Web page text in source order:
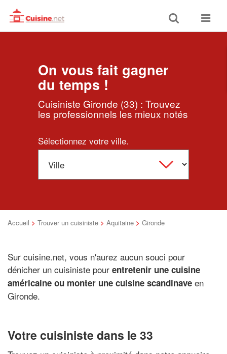
Toggle
search
Toggle
On vous fait gagner
du temps !
Cuisiniste Gironde (33) : Trouvez
les professionnels les mieux notés
Sélectionnez votre ville.
Accueil > Trouver un cuisiniste > Aquitaine > Gironde
Sur cuisine.net, vous n'aurez aucun souci pour
dénicher un cuisiniste pour entretenir une cuisine
américaine ou monter une cuisine scandinave en
Gironde.
Votre cuisiniste dans le 33